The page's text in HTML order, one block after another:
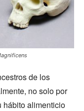
de los
no solo por
hábito alimenticio